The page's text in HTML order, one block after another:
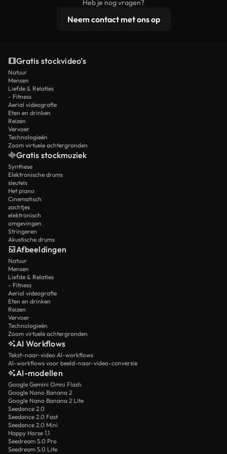
licentiebescherming omvat.
Heb je nog vragen?
Neem contact met ons op
Gratis stockvideo’s
Natuur
Mensen
Liefde & Relaties
- Fitness
Aerial videografie
Eten en drinken
Reizen
Vervoer
Technologieën
Zoom virtuele achtergronden
Gratis stockmuziek
Synthese
Elektronische drums
sleutels
Het piano
Cinematisch
zachtjes
elektronisch
omgevingen
Stringeren
Akustische drums
Afbeeldingen
Natuur
Mensen
Liefde & Relaties
- Fitness
Aerial videografie
Eten en drinken
Reizen
Vervoer
Technologieën
Zoom virtuele achtergronden
AI Workflows
Tekst-naar-video AI-workflows
AI-workflows voor beeld-naar-video-conversie
AI-modellen
Google Gemini Omni Flash
Google Nano Banana 2
Google Nano Banana 2 Lite
Seedance 2.0
Seedance 2.0 Fast
Seedance 2.0 Mini
Happy Horse 1.1
Seedream 5.0 Pro
Seedream 5.0 Lite